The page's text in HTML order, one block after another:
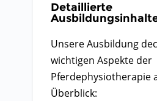
Detaillierte
Unsere Ausbildung
wichtigen Aspekte der
Pferdephysiotherapie
Überblick: